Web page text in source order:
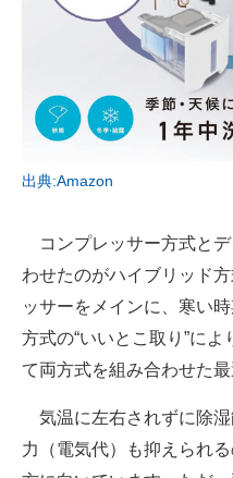
出典:Amazon
コンプレッサー方式と
わせたのがハイブリッド
ッサーをメインに、寒い
方式の“いいとこ取り”に
て両方式を組み合わせた
気温に左右されずに除
力（電気代）も抑えられ